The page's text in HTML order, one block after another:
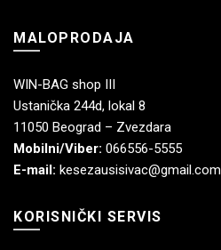
MALOPRODAJA
WIN-BAG shop III
Ustanička 244d, lokal 8
11050 Beograd – Zvezdara
Mobilni/Viber: 066556-5555
E-mail: kesezausisivac@gmail.com
KORISNIČKI SERVIS